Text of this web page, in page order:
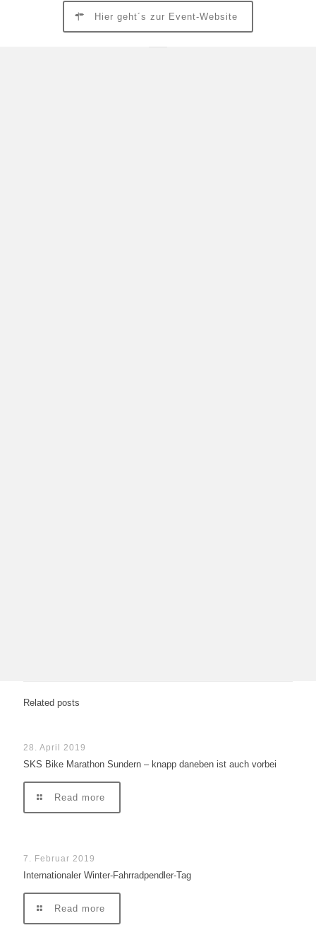
Hier geht´s zur Event-Website
Related posts
28. April 2019
SKS Bike Marathon Sundern – knapp daneben ist auch vorbei
Read more
7. Februar 2019
Internationaler Winter-Fahrradpendler-Tag
Read more